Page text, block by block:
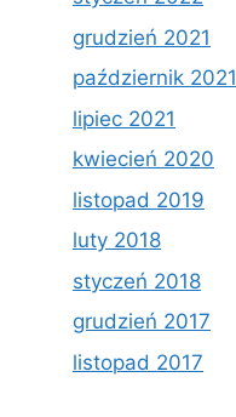
grudzień 2021
październik 2021
lipiec 2021
kwiecień 2020
listopad 2019
luty 2018
styczeń 2018
grudzień 2017
listopad 2017